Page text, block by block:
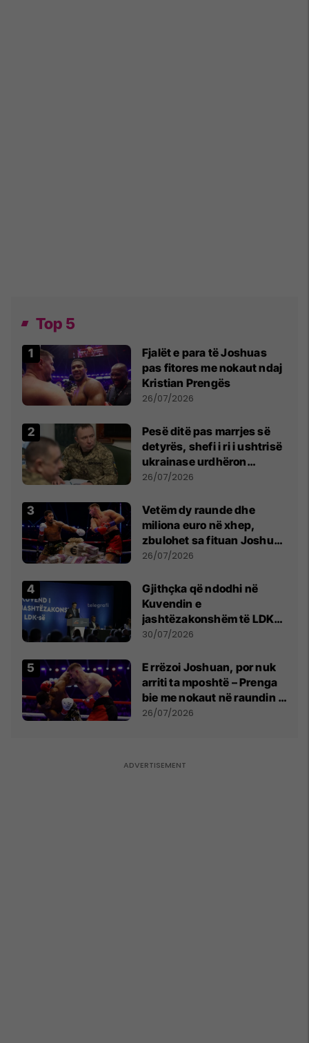
Top 5
Fjalët e para të Joshuas
pas fitores me nokaut ndaj
Kristian Prengës
26/07/2026
Pesë ditë pas marrjes së
detyrës, shefi i ri i ushtrisë
ukrainase urdhëron
kontroll të madh
26/07/2026
Vetëm dy raunde dhe
miliona euro në xhep,
zbulohet sa fituan Joshua
e Prenga
26/07/2026
Gjithçka që ndodhi në
Kuvendin e
jashtëzakonshëm të LDK-
së
30/07/2026
E rrëzoi Joshuan, por nuk
arriti ta mposhtë – Prenga
bie me nokaut në raundin e
dytë
26/07/2026